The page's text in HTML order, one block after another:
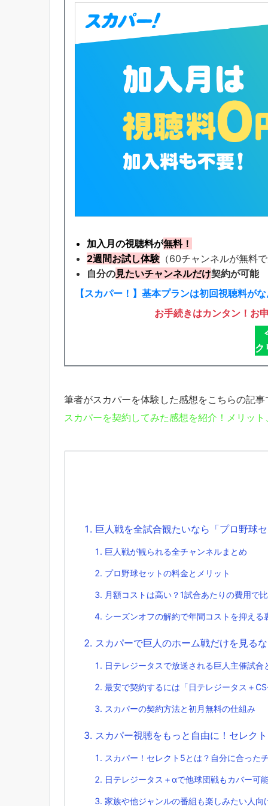
加入月の視聴料が無料！
2週間お試し体験（60チャンネルが無料
自分の見たいチャンネルだけ契約が可能
【スカパー！】基本プランは初回視聴料が
お手続きはカンタン！お
ク
筆者がスカパーを体験した感想をこちらの記
スカパーを契約してみた感想を紹介！メリッ
巨人戦を全試合観たいなら「プロ野球
巨人戦が観られる全チャンネルまとめ
プロ野球セットの料金とメリット
月額コストは高い？1試合あたりの費用で
シーズンオフの解約で年間コストを抑える
スカパーで巨人のホーム戦だけを見る
日テレジータスで放送される巨人主催試合
最安で契約するには「日テレジータス＋
スカパーの契約方法と初月無料の仕組み
スカパー視聴をもっと自由に！セレク
スカパー！セレクト5とは？自分に合った
日テレジータス＋αで他球団戦もカバー可
家族や他ジャンルの番組も楽しみたい人向